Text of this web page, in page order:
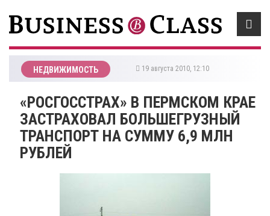
НЕДВИЖИМОСТЬ 19 августа 2010, 12:10
«РОСГОССТРАХ» В ПЕРМСКОМ КРАЕ
ЗАСТРАХОВАЛ БОЛЬШЕГРУЗНЫЙ
ТРАНСПОРТ НА СУММУ 6,9 МЛН
РУБЛЕЙ